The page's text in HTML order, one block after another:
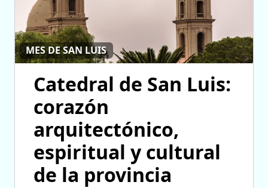
MES DE SAN LUIS
Catedral de San Luis:
corazón
arquitectónico,
espiritual y cultural
de la provincia